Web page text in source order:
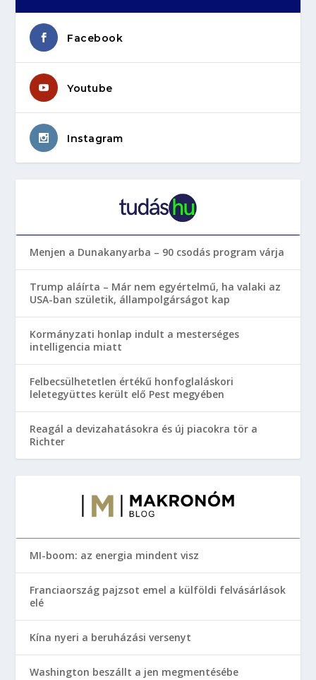
Facebook
Youtube
Instagram
Menjen a Dunakanyarba – 90 csodás program várja
Trump aláírta – Már nem egyértelmű, ha valaki az
USA-ban születik, állampolgárságot kap
Kormányzati honlap indult a mesterséges
intelligencia miatt
Felbecsülhetetlen értékű honfoglaláskori
leletegyüttes került elő Pest megyében
Reagál a devizahatásokra és új piacokra tör a
Richter
MI-boom: az energia mindent visz
Franciaország pajzsot emel a külföldi felvásárlások
elé
Kína nyeri a beruházási versenyt
Washington beszállt a jen megmentésébe